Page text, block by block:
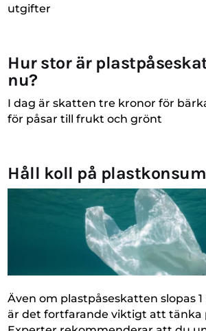
utgifter
Hur stor är
nu?
I dag är skatten tre kronor för
för påsar till frukt och grönt
Håll koll på
Även om plastpåseskatten slopas
är det fortfarande viktigt att tänka